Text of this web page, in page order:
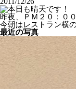
昨夜、ＰＭ２０：０
今朝はレストラン横
最近の写真